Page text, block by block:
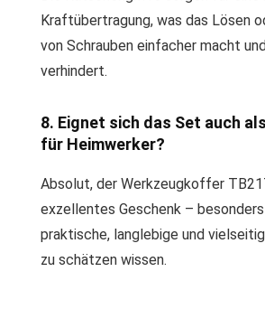
Kraftübertragung, was das Lösen
von Schrauben einfacher macht
verhindert.
8. Eignet sich das Set auch
für Heimwerker?
Absolut, der Werkzeugkoffer
exzellentes Geschenk –
praktische, langlebige und
zu schätzen wissen.